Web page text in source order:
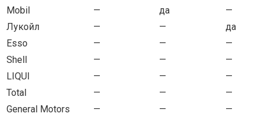
Mobil
— да —
Лукойл
— — да
Esso
— — —
Shell
— — —
LIQUI
— — —
Total
— — —
General Motors
— — —